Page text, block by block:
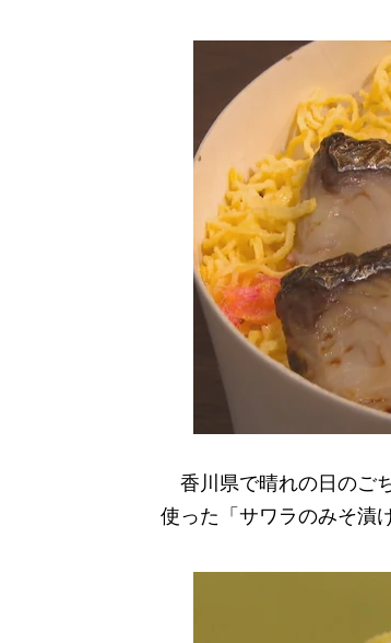
香川県で晴れの日のご
使った「サワラのみそ漬